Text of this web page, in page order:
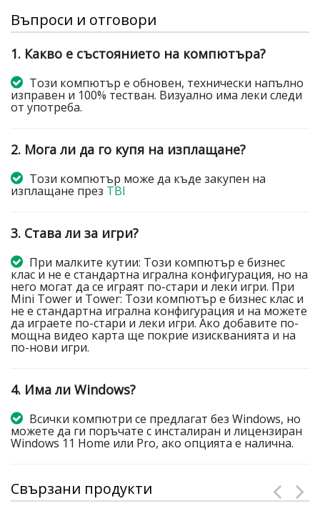
Въпроси и отговори
1. Какво е състоянието на компютъра?
Този компютър е обновен, технически напълно
изправен и 100% тестван. Визуално има леки следи
от употреба.
2. Мога ли да го купя на изплащане?
Този компютър може да къде закупен на
изплащане през TBI
3. Става ли за игри?
При малките кутии: Този компютър е бизнес
клас и не е стандартна игрална конфигурация, но на
него могат да се играят по-стари и леки игри. При
Mini Tower и Tower: Този компютър е бизнес клас и
не е стандартна игрална конфигурация и на можете
да играете по-стари и леки игри. Ако добавите по-
мощна видео карта ще покрие изискванията и на
по-нови игри.
4. Има ли Windows?
Всички компютри се предлагат без Windows, но
можете да ги поръчате с инсталиран и лицензиран
Windows 11 Home или Pro, ако опцията е налична.
Свързани продукти